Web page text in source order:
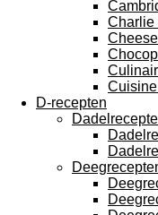
Charlie
D-recepten